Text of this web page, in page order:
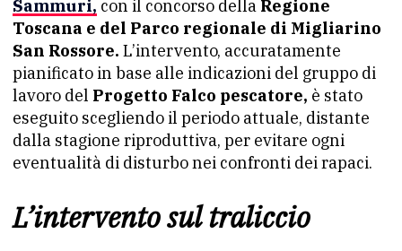
Sammuri, con il concorso della Regione
Toscana e del Parco regionale di Migliarino
San Rossore. L’intervento, accuratamente
pianificato in base alle indicazioni del gruppo di
lavoro del Progetto Falco pescatore, è stato
eseguito scegliendo il periodo attuale, distante
dalla stagione riproduttiva, per evitare ogni
eventualità di disturbo nei confronti dei rapaci.
L’intervento sul traliccio